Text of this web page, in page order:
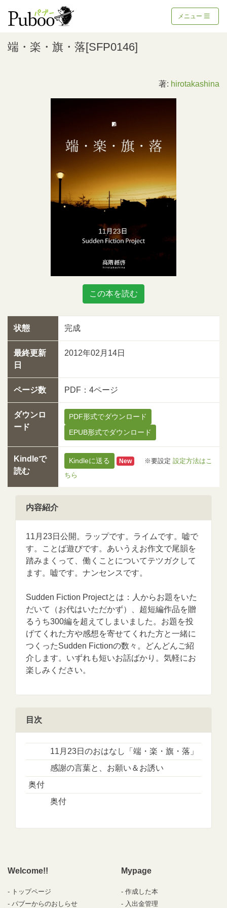
メニュー
端・楽・旗・落[SFP0146]
著: hirotakashina
この本を読む
状態 完成
最終更新
日
2012年02月14日
ページ数 PDF：4ページ
ダウンロ
ード
PDF形式でダウンロード
EPUB形式でダウンロード
Kindleで
読む
Kindleに送る New ※要設定 設定方法はこ
ちら
内容紹介
11月23日公開。ラップです。ライムです。嘘で
す。ことば遊びです。あいうえお作文で尾韻を
踏みまくって、働くことについてテツガクして
ます。嘘です。ナンセンスです。
Sudden Fiction Projectとは：人からお題をいた
だいて（お代はいただかず）、超短編作品を贈
るうち300編を超えてしまいました。お題を投
げてくれた方や感想を寄せてくれた方と一緒に
つくったSudden Fictionの数々。どんどんご紹
介します。いずれも短いお話ばかり。気軽にお
楽しみください。
目次
11月23日のおはなし「端・楽・旗・落」
感謝の言葉と、お願い＆お誘い
奥付
奥付
Welcome!!
トップページ
パブーからのおしらせ
Mypage
作成した本
入出金管理